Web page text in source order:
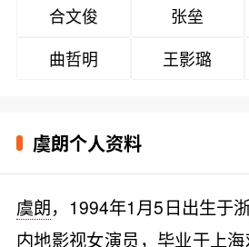
合文俊 张垒
曲哲明
王影璐
虞朗个人资料
虞朗，1994年1月5日出生于
内地影视女演员，毕业于上